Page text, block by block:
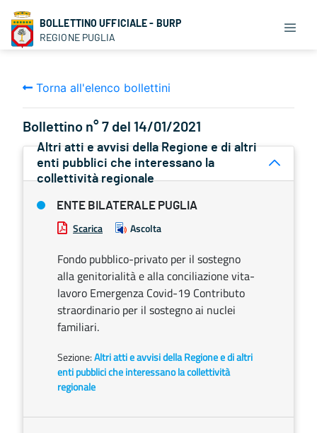
BOLLETTINO UFFICIALE - BURP
REGIONE PUGLIA
Torna all'elenco bollettini
Bollettino n° 7 del 14/01/2021
Altri atti e avvisi della Regione e di altri
enti pubblici che interessano la
collettività regionale
ENTE BILATERALE PUGLIA
Scarica Ascolta
Fondo pubblico-privato per il sostegno
alla genitorialità e alla conciliazione vita-
lavoro Emergenza Covid-19 Contributo
straordinario per il sostegno ai nuclei
familiari.
Sezione:Altri atti e avvisi della Regione e di altri
enti pubblici che interessano la collettività
regionale